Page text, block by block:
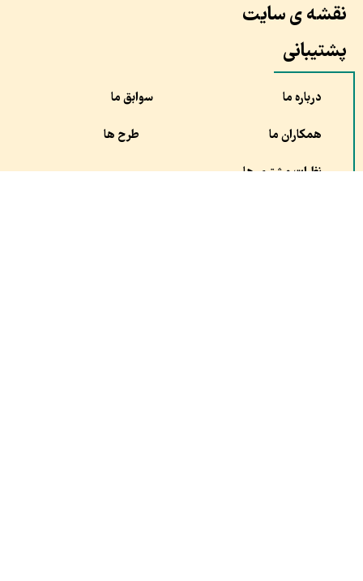
نقشه ی سایت
پشتیبانی
درباره ما سوابق ما
همکاران ما طرح ها
نظرات مشتری ها